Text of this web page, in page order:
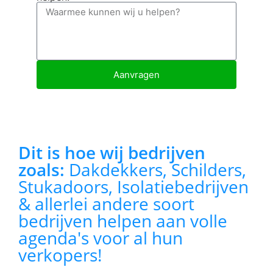
Dit is hoe wij bedrijven
zoals: Dakdekkers, Schilders,
Stukadoors, Isolatiebedrijven
& allerlei andere soort
bedrijven helpen aan volle
agenda's voor al hun
verkopers!
Aanvragen